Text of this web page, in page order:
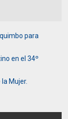
para
en el 34º
Mujer.